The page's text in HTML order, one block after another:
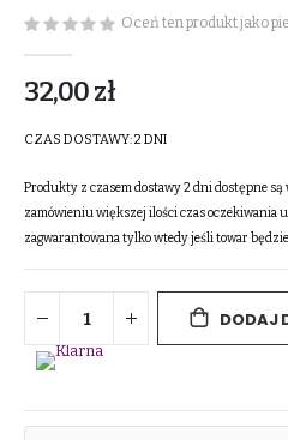
Oceń ten produkt jako
32,00 zł
CZAS DOSTAWY:2 DNI
Produkty z czasem dostawy 2 dni dostępne
zamówieniu większej ilości czas oczekiwania
zagwarantowana tylko wtedy jeśli towar
DODAJ